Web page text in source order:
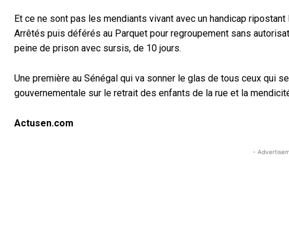
Et ce ne sont pas les mendiants vivant avec un handicap
Arrêtés puis déférés au Parquet pour regroupement sans
peine de prison avec sursis, de 10 jours.
Une première au Sénégal qui va sonner le glas de tous ceux qui
gouvernementale sur le retrait des enfants de la rue et la
Actusen.com
-